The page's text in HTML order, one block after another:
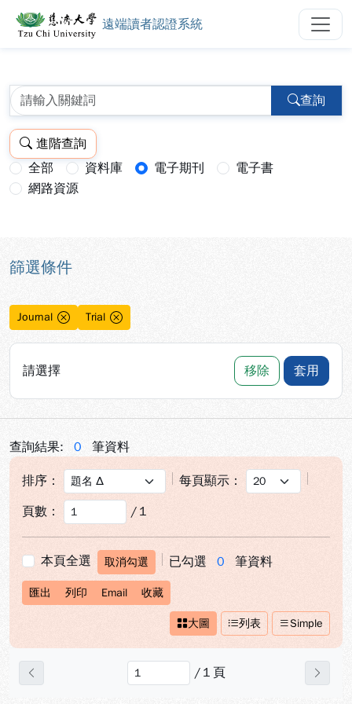
慈濟大學圖書館遠端讀者認證系統
遠端讀者認證系統
查詢
進階查詢
查詢模式：
全部 資料庫 電子期刊
電子書
網路資源
篩選條件
Journal Trial
請選擇 移除 套用
查詢結果: 0 筆資料
排序：
每頁顯示：
頁數：
/ 1
本頁全選 取消勾選 已勾選 0 筆資料
匯出 列印 Email 收藏
大圖 列表 Simple
/ 1 頁